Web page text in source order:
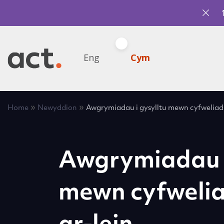
Eng Cym
Home » Newyddion » Awgrymiadau i gysylltu mewn
mewn